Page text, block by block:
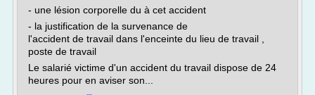
- une lésion corporelle du à cet accident
- la justification de la survenance de
l'accident de travail dans l'enceinte du lieu de travail ,
poste de travail
Le salarié victime d'un accident du travail dispose de 24
heures pour en aviser son...